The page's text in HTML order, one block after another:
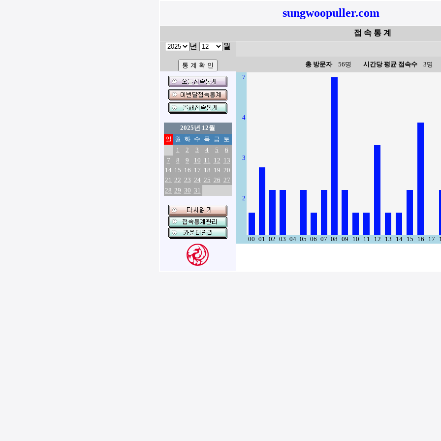
sungwoopuller.com
접 속 통 계
년 월
2025년 12월
일 월 화 수 목 금 토
1
2 3 4 5
6
7
8 9 10 11 12 13
14 15 16 17 18 19 20
21 22 23 24 25 26 27
28 29 30 31
총 방문자56명 시간당 평균 접속수3명
7
4
3
2
00 01 02 03 04 05 06 07 08 09 10 11 12 13 14 15 16 17